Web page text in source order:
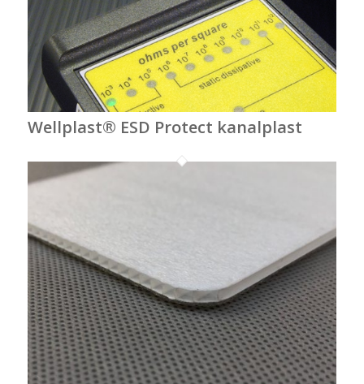
Wellplast® ESD Protect kanalplast